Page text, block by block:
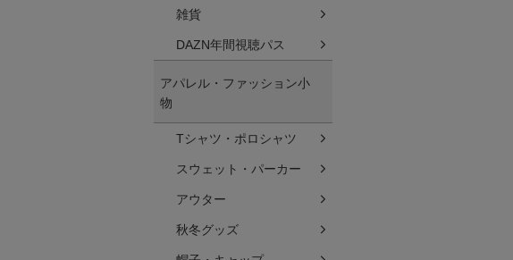
雑貨
DAZN年間視聴パス
アパレル・ファッション小
物
Tシャツ・ポロシャツ
スウェット・パーカー
アウター
秋冬グッズ